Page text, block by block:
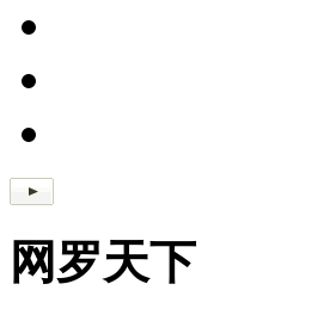
网罗天下